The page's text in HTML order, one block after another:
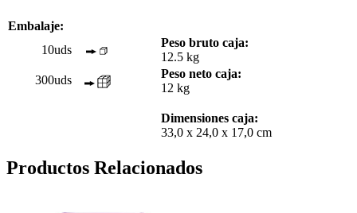
Embalaje:
10uds
Peso bruto caja:
12.5 kg
300uds
Peso neto caja:
12 kg
Dimensiones caja:
33,0 x 24,0 x 17,0 cm
Productos Relacionados